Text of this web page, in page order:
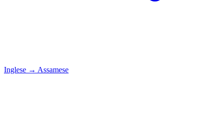
Inglese → Assamese